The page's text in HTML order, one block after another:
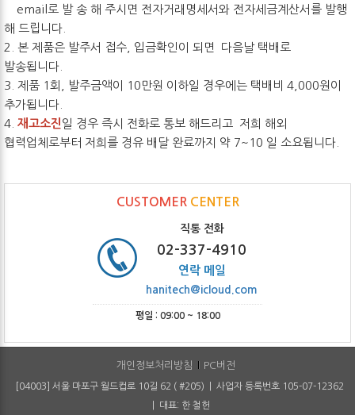
email로 발 송 해 주시면 전자거래명세서와 전자세금계산서를 발행
해 드립니다.
2. 본 제품은 발주서 접수, 입금확인이 되면 다음날 택배로
발송됩니다.
3. 제품 1회, 발주금액이 10만원 이하일 경우에는 택배비 4,000원이
추가됩니다.
4. 재고소진 일 경우 즉시 전화로 통보 해드리고 저희 해외
협력업체로부터 저희를 경유 배달 완료까지 약 7~10 일 소요됩니다.
CUSTOMER CENTER
직통 전화
02-337-4910
연락 메일
hanitech@icloud.com
평일 : 09:00 ~ 18:00
개인정보처리방침 PC버전
[04003] 서울 마포구 월드컵로 10길 62 ( #205) | 사업자 등록번호 105-07-12362
| 대표: 한 철헌